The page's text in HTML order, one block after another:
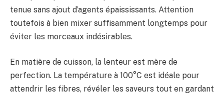
tenue sans ajout d’agents épaississants. Attention
toutefois à bien mixer suffisamment longtemps pour
éviter les morceaux indésirables.
En matière de cuisson, la lenteur est mère de
perfection. La température à 100°C est idéale pour
attendrir les fibres, révéler les saveurs tout en gardant